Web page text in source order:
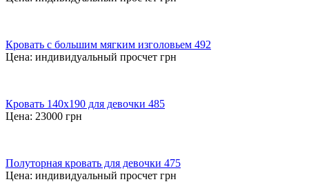
Кровать с большим мягким изголовьем 492
Цена: индивидуальный просчет грн
Кровать 140х190 для девочки 485
Цена: 23000 грн
Полуторная кровать для девочки 475
Цена: индивидуальный просчет грн